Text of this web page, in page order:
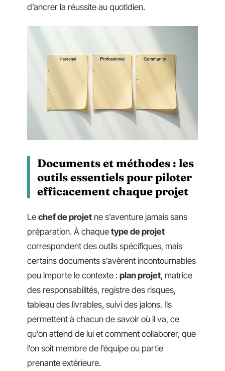
d’ancrer la réussite au quotidien.
Documents et méthodes : les
outils essentiels pour piloter
efficacement chaque projet
Le chef de projet ne s’aventure jamais sans
préparation. À chaque type de projet
correspondent des outils spécifiques, mais
certains documents s’avèrent incontournables
peu importe le contexte : plan projet, matrice
des responsabilités, registre des risques,
tableau des livrables, suivi des jalons. Ils
permettent à chacun de savoir où il va, ce
qu’on attend de lui et comment collaborer, que
l’on soit membre de l’équipe ou partie
prenante extérieure.